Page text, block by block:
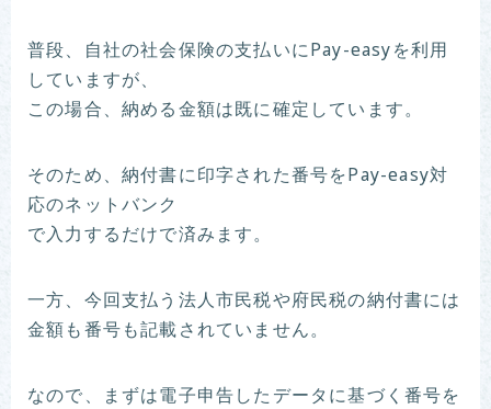
普段、自社の社会保険の支払いにPay-easyを利用
していますが、
この場合、納める金額は既に確定しています。
そのため、納付書に印字された番号をPay-easy対
応のネットバンク
で入力するだけで済みます。
一方、今回支払う法人市民税や府民税の納付書には
金額も番号も記載されていません。
なので、まずは電子申告したデータに基づく番号を